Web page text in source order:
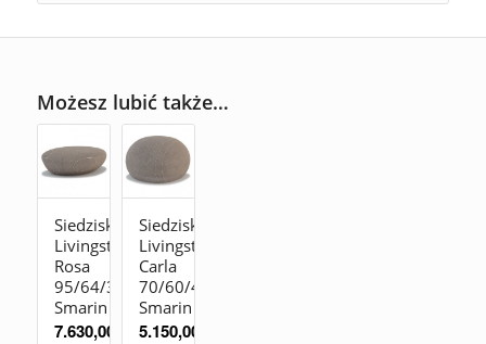
Możesz lubić także…
Siedzisko
Livingstones
Rosa
95/64/35
Smarin
7.630,00
Siedzisko
Livingstones
Carla
70/60/40
Smarin
5.150,00